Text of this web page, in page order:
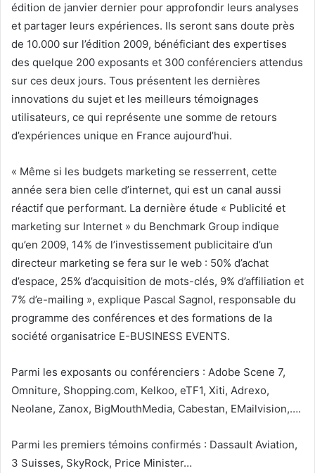
édition de janvier dernier pour approfondir leurs analyses
et partager leurs expériences. Ils seront sans doute près
de 10.000 sur l’édition 2009, bénéficiant des expertises
des quelque 200 exposants et 300 conférenciers attendus
sur ces deux jours. Tous présentent les dernières
innovations du sujet et les meilleurs témoignages
utilisateurs, ce qui représente une somme de retours
d’expériences unique en France aujourd’hui.
« Même si les budgets marketing se resserrent, cette
année sera bien celle d’internet, qui est un canal aussi
réactif que performant. La dernière étude « Publicité et
marketing sur Internet » du Benchmark Group indique
qu’en 2009, 14% de l’investissement publicitaire d’un
directeur marketing se fera sur le web : 50% d’achat
d’espace, 25% d’acquisition de mots-clés, 9% d’affiliation et
7% d’e-mailing », explique Pascal Sagnol, responsable du
programme des conférences et des formations de la
société organisatrice E-BUSINESS EVENTS.
Parmi les exposants ou conférenciers : Adobe Scene 7,
Omniture, Shopping.com, Kelkoo, eTF1, Xiti, Adrexo,
Neolane, Zanox, BigMouthMedia, Cabestan, EMailvision,….
Parmi les premiers témoins confirmés : Dassault Aviation,
3 Suisses, SkyRock, Price Minister…